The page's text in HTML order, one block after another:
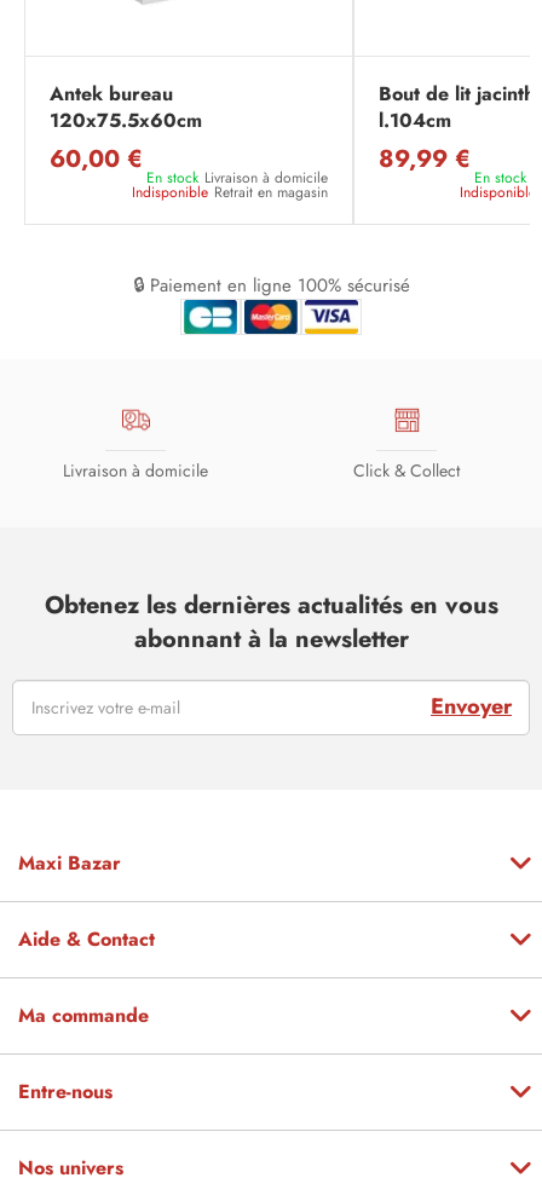
Antek bureau
120x75.5x60cm
60,00 €
En stock Livraison à domicile
Indisponible Retrait en magasin
Bout de lit
l.104cm
89,99 €
En stock
Indisponible
🔒 Paiement en ligne 100% sécurisé
Livraison à domicile Click & Collect
Obtenez les dernières actualités en vous
abonnant à la newsletter
Envoyer
Maxi Bazar
Aide & Contact
Ma commande
Entre-nous
Nos univers